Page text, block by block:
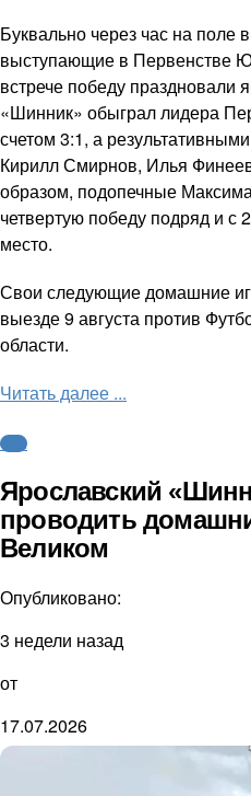
Буквально через час на
выступающие в Первенстве
встрече победу праздновали
«Шинник» обыграл лидера
счетом 3:1, а
Кирилл Смирнов, Илья
образом, подопечные
четвертую победу подряд и с
место.
Свои следующие домашние
выезде 9 августа против
области.
Читать далее ...
ФНЛ
Ярославский
проводить
Великом
Опубликовано:
3 недели назад
от
17.07.2026